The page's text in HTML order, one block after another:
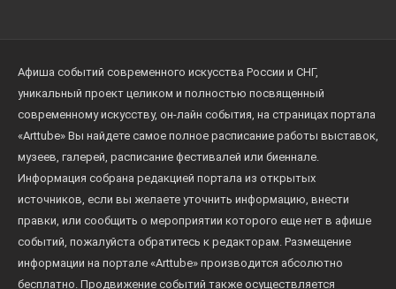
Афиша событий современного искусства России и СНГ,
уникальный проект целиком и полностью посвященный
современному искусству, он-лайн события, на страницах портала
«Arttube» Вы найдете самое полное расписание работы выставок,
музеев, галерей, расписание фестивалей или биеннале.
Информация собрана редакцией портала из открытых
источников, если вы желаете уточнить информацию, внести
правки, или сообщить о мероприятии которого еще нет в афише
событий, пожалуйста обратитесь к редакторам. Размещение
информации на портале «Arttube» производится абсолютно
бесплатно. Продвижение событий также осуществляется